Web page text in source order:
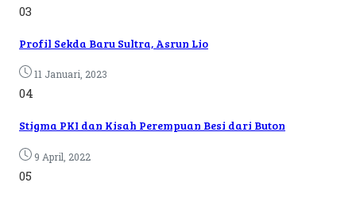
03
Profil Sekda Baru Sultra, Asrun Lio
11 Januari, 2023
04
Stigma PKI dan Kisah Perempuan Besi dari Buton
9 April, 2022
05